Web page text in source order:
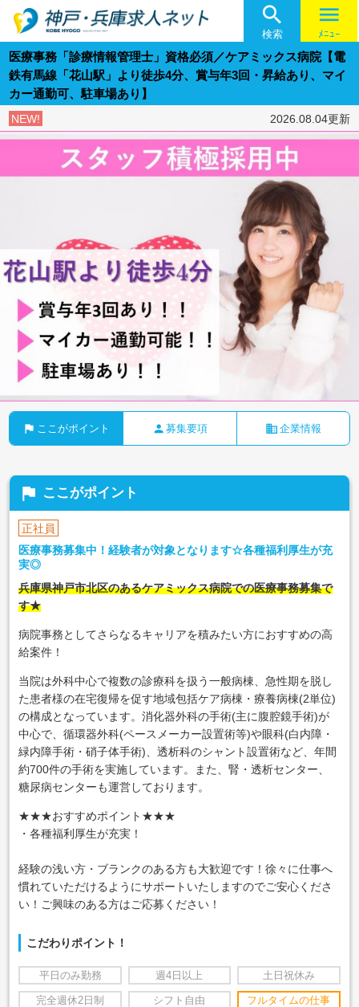

検索
menu
ﾒﾆｭｰ
医療事務「診療情報管理士」資格必須／ケアミックス病院【電
鉄有馬線「花山駅」より徒歩4分、賞与年3回・昇給あり、マイ
カー通勤可、駐車場あり】
NEW! 2026.08.04更新
flag ここがポイント person 募集要項 business 企業情報
flag ここがポイント
正社員
医療事務募集中！経験者が対象となります☆各種福利厚生が充
実◎
兵庫県神戸市北区のあるケアミックス病院での医療事務募集で
す★
病院事務としてさらなるキャリアを積みたい方におすすめの高
給案件！
当院は外科中心で複数の診療科を扱う一般病棟、急性期を脱し
た患者様の在宅復帰を促す地域包括ケア病棟・療養病棟(2単位)
の構成となっています。消化器外科の手術(主に腹腔鏡手術)が
中心で、循環器外科(ペースメーカー設置術等)や眼科(白内障・
緑内障手術・硝子体手術)、透析科のシャント設置術など、年間
約700件の手術を実施しています。また、腎・透析センター、
糖尿病センターも運営しております。
★★★おすすめポイント★★★
・各種福利厚生が充実！
経験の浅い方・ブランクのある方も大歓迎です！徐々に仕事へ
慣れていただけるようにサポートいたしますのでご安心くださ
い！ご興味のある方はご応募ください！
こだわりポイント！
平日のみ勤務 週4日以上 土日祝休み
完全週休2日制 シフト自由 フルタイムの仕事